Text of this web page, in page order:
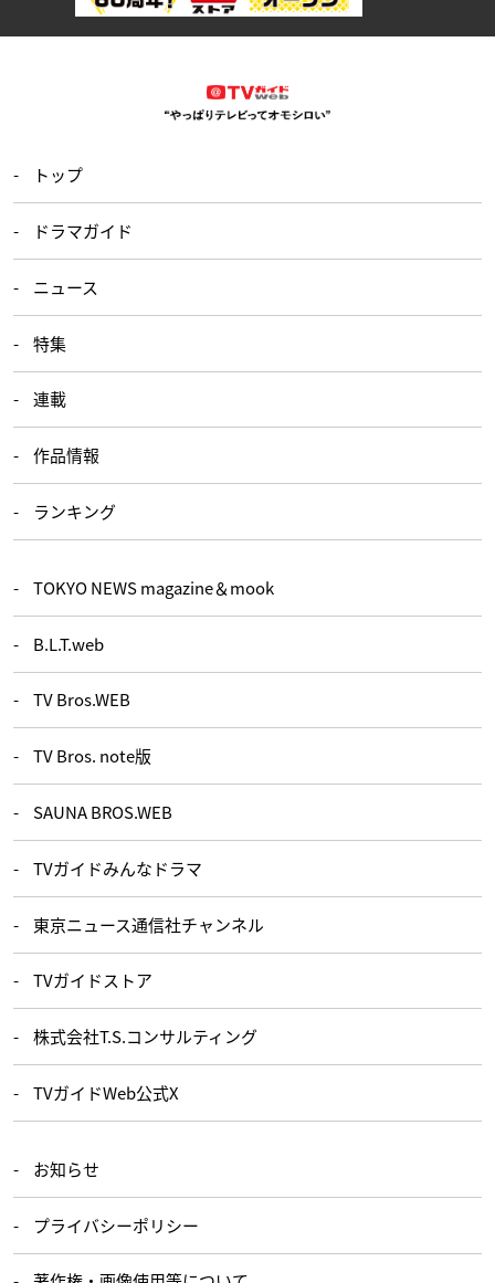
トップ
ドラマガイド
ニュース
特集
連載
作品情報
ランキング
TOKYO NEWS magazine＆mook
B.L.T.web
TV Bros.WEB
TV Bros. note版
SAUNA BROS.WEB
TVガイドみんなドラマ
東京ニュース通信社チャンネル
TVガイドストア
株式会社T.S.コンサルティング
TVガイドWeb公式X
お知らせ
プライバシーポリシー